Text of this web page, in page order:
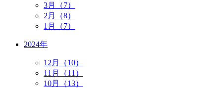
3月（7）
2月（8）
1月（7）
2024年
12月（10）
11月（11）
10月（13）